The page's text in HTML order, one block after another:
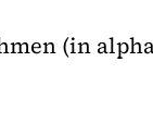
(in